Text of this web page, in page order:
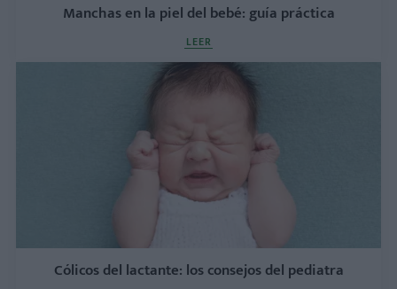
Manchas en la piel del bebé: guía práctica
LEER
Cólicos del lactante: los consejos del pediatra